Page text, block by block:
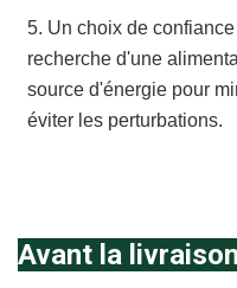
5. Un choix de
recherche d'une
source d'énergie pour
éviter les perturbations.
Avant la livraison